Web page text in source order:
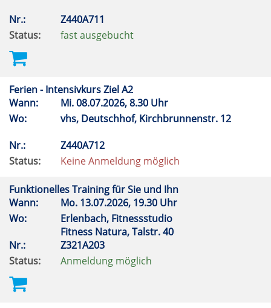
Nr.:
Z440A711
Status:
fast ausgebucht
Ferien - Intensivkurs Ziel A2
Wann:
Mi.08.07.2026, 8.30 Uhr
Wo:
vhs, Deutschhof, Kirchbrunnenstr. 12
Nr.:
Z440A712
Status:
Keine Anmeldung möglich
Funktionelles Training für Sie und Ihn
Wann:
Mo. 13.07.2026, 19.30 Uhr
Wo:
Erlenbach, Fitnessstudio
Fitness Natura, Talstr. 40
Nr.:
Z321A203
Status:
Anmeldung möglich